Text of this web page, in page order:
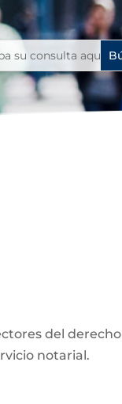
del derecho
notarial.